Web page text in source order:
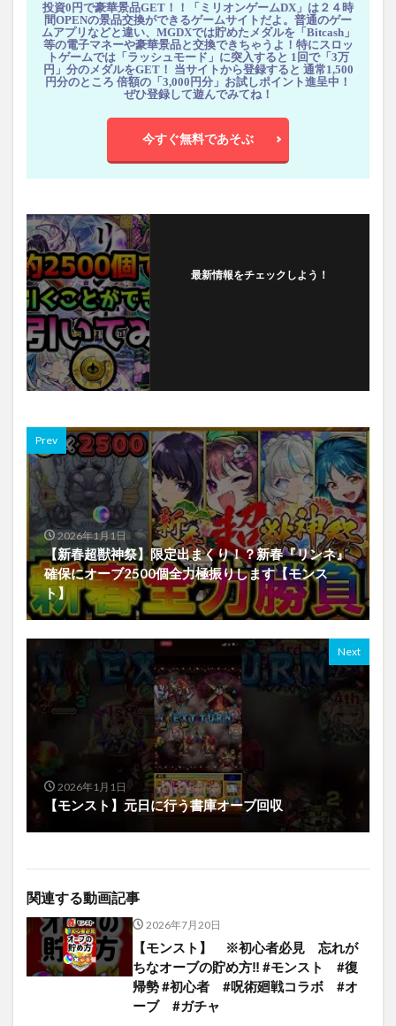
投資0円で豪華景品GET！！「ミリオンゲームDX」は２４時
間OPENの景品交換ができるゲームサイトだよ。普通のゲー
ムアプリなどと違い、MGDXでは貯めたメダルを「Bitcash」
等の電子マネーや豪華景品と交換できちゃうよ！特にスロッ
トゲームでは「ラッシュモード」に突入すると 1回で「3万
円」分のメダルをGET！ 当サイトから登録すると 通常1,500
円分のところ 倍額の「3,000円分」お試しポイント進呈中！
ぜひ登録して遊んでみてね！
今すぐ無料であそぶ
最新情報をチェックしよう！
Prev
2026年1月1日
【新春超獣神祭】限定出まくり！？新春『リンネ』
確保にオーブ2500個全力極振りします【モンス
ト】
Next
2026年1月1日
【モンスト】元日に行う書庫オーブ回収
関連する動画記事
2026年7月20日
【モンスト】 ※初心者必見 忘れが
ちなオーブの貯め方‼︎ #モンスト #復
帰勢 #初心者 #呪術廻戦コラボ #オ
ーブ #ガチャ